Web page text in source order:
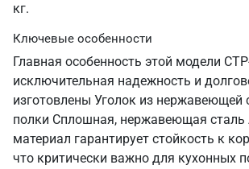
кг.
Ключевые особенности
Главная особенность этой модели
исключительная надежность и
изготовлены Уголок из нержавеющей
полки Сплошная, нержавеющая сталь
материал гарантирует стойкость к
что критически важно для кухонных